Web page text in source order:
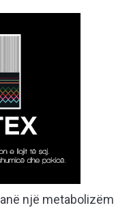
një metabolizëm